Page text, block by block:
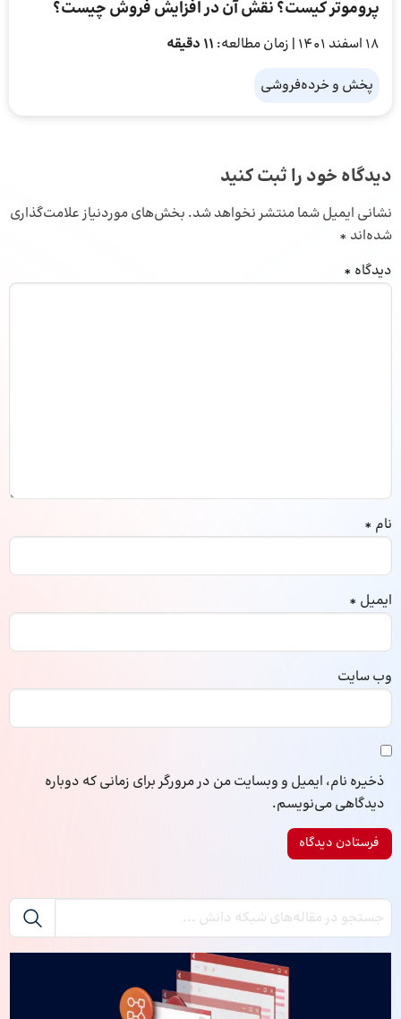
پروموتر کیست؟ نقش آن در افزایش فروش چیست؟
18 اسفند 1401 | زمان مطالعه: 11 دقیقه
پخش و خرده‌فروشی
دیدگاه خود را ثبت کنید
نشانی ایمیل شما منتشر نخواهد شد. بخش‌های موردنیاز علامت‌گذاری
شده‌اند *
دیدگاه *
نام *
ایمیل *
وب‌ سایت
ذخیره نام، ایمیل و وبسایت من در مرورگر برای زمانی که دوباره
دیدگاهی می‌نویسم.